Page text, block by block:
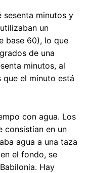
sesenta minutos y
un
base 60), lo que
de una
minutos, al
que el minuto está
con agua. Los
consistían en un
agua a una taza
el fondo, se
Hay